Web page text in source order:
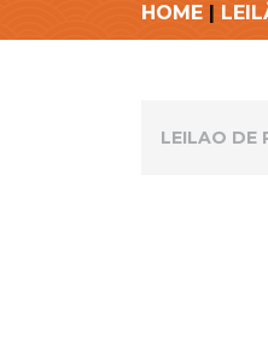
HOME |
LEILAO DE